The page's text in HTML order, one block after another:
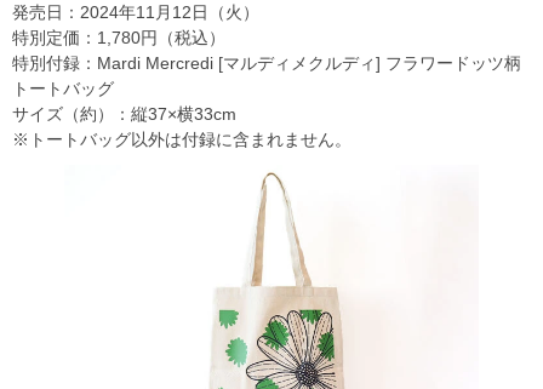
発売日：2024年11月12日（火）
特別定価：1,780円（税込）
特別付録：Mardi Mercredi [マルディメクルディ] フラワードッツ柄
トートバッグ
サイズ（約）：縦37×横33cm
※トートバッグ以外は付録に含まれません。